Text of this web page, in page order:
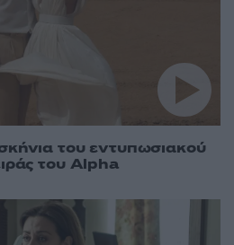
του εντυπωσιακού
του Alpha